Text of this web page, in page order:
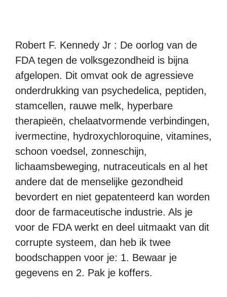
Robert F. Kennedy Jr : De oorlog van de
FDA tegen de volksgezondheid is bijna
afgelopen. Dit omvat ook de agressieve
onderdrukking van psychedelica, peptiden,
stamcellen, rauwe melk, hyperbare
therapieën, chelaatvormende verbindingen,
ivermectine, hydroxychloroquine, vitamines,
schoon voedsel, zonneschijn,
lichaamsbeweging, nutraceuticals en al het
andere dat de menselijke gezondheid
bevordert en niet gepatenteerd kan worden
door de farmaceutische industrie. Als je
voor de FDA werkt en deel uitmaakt van dit
corrupte systeem, dan heb ik twee
boodschappen voor je: 1. Bewaar je
gegevens en 2. Pak je koffers.